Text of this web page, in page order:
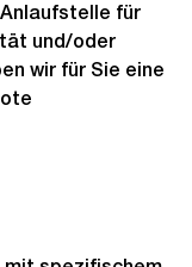
für
und/oder
wir für Sie eine